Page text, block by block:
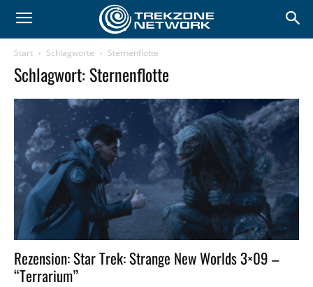
Start Schlagworte Sternenflotte
Schlagwort: Sternenflotte
Rezension: Star Trek: Strange New Worlds 3×09 –
“Terrarium”